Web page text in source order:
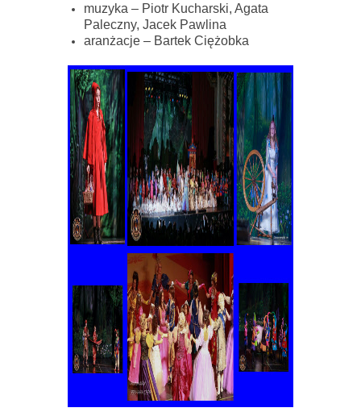
muzyka – Piotr Kucharski, Agata
Paleczny, Jacek Pawlina
aranżacje – Bartek Ciężobka